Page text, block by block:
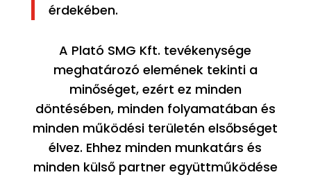
érdekében.
A Plató SMG Kft. tevékenysége
meghatározó elemének tekinti a
minőséget, ezért ez minden
döntésében, minden folyamatában és
minden működési területén elsőbséget
élvez. Ehhez minden munkatárs és
minden külső partner együttműködése